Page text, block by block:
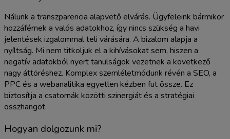
Nálunk a transzparencia alapvető elvárás. Ügyfeleink bármikor
hozzáférnek a valós adatokhoz, így nincs szükség a havi
jelentések izgalommal teli várására. A bizalom alapja a
nyíltság. Mi nem titkoljuk el a kihívásokat sem, hiszen a
negatív adatokból nyert tanulságok vezetnek a következő
nagy áttöréshez. Komplex szemléletmódunk révén a SEO, a
PPC és a webanalitika egyetlen kézben fut össze. Ez
biztosítja a csatornák közötti szinergiát és a stratégiai
összhangot.
Hogyan dolgozunk mi?